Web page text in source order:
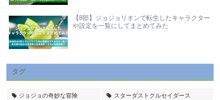
【8部】ジョジョリオンで転生したキャラクター
や設定を一覧にしてまとめてみた
タグ
ジョジョの奇妙な冒険 スターダストクルセイダース